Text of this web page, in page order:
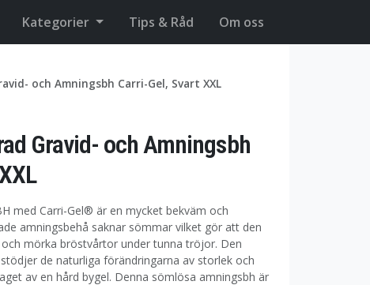
Kategorier Tips & Råd Om oss
och Amningsbh Carri-Gel, Svart XXL
Gravid- och Amningsbh
med Carri-Gel® är en mycket bekväm och
amningsbehå saknar sömmar vilket gör att den
mörka bröstvårtor under tunna tröjor. Den
de naturliga förändringarna av storlek och
av en hård bygel. Denna sömlösa amningsbh är